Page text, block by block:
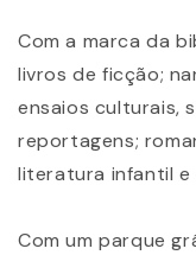
Com a marca da
livros de ficção;
ensaios culturais,
reportagens;
literatura infantil e
Com um parque